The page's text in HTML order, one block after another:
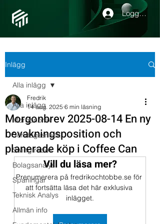
Logga in
Inlägg
Alla inlägg
Morgonbrev
Söndagssnack
Swingtrades
Bolagsanalys
Spaningar
Teknisk Analys
Allmän info
Alla inlägg
Morgonbrev 2025-08-14 En ny
bevakningsposition och
planerade köp i Coffee Can
Fredrik
14 aug. 2025 6 min läsning
Vill du läsa mer?
Prenumerera på fredrikochtobbe.se för
att fortsätta läsa det här exklusiva
inlägget.